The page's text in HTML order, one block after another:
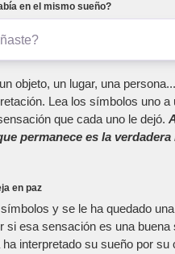
en el mismo sueño?
objeto, un lugar, una
Lea los símbolos uno a
que cada uno le dejó.
permanece es la
en paz
y se le ha quedado
si esa sensación es una buena
interpretado su sueño por su